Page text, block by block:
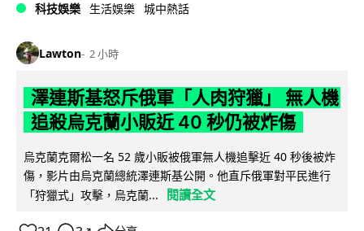
科技娛樂 生活娛樂 城中熱話
Lawton 2 小時
澤連斯基怒斥俄軍「人肉狩獵」 無人機
追殺烏克蘭小販近 40 秒仍被炸傷
烏克蘭克爾松一名 52 歲小販被俄軍無人機追擊近 40 秒後被炸
傷，影片由烏克蘭總統澤連斯基公開。他直斥俄軍對平民進行
「狩獵式」攻擊，烏克蘭...
閱讀全文